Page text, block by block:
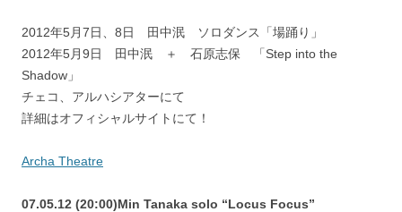
2012年5月7日、8日 田中泯 ソロダンス「場踊り」
2012年5月9日 田中泯 ＋ 石原志保 「Step into the
Shadow」
チェコ、アルハシアターにて
詳細はオフィシャルサイトにて！
Archa Theatre
07.05.12 (20:00)Min Tanaka solo “Locus Focus”